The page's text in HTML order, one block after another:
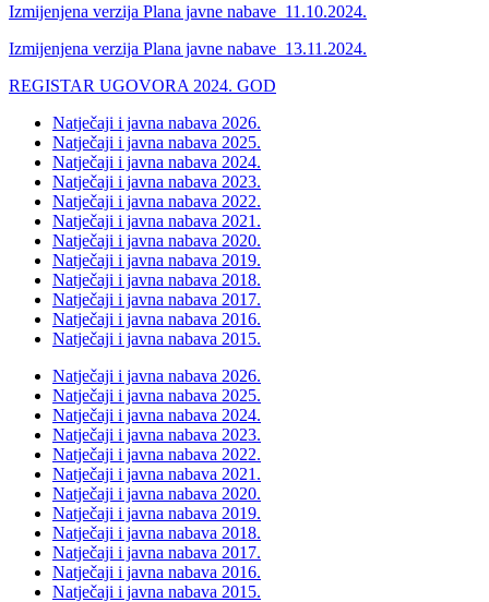
Izmijenjena verzija Plana javne nabave_11.10.2024.
Izmijenjena verzija Plana javne nabave_13.11.2024.
REGISTAR UGOVORA 2024. GOD
Natječaji i javna nabava 2026.
Natječaji i javna nabava 2025.
Natječaji i javna nabava 2024.
Natječaji i javna nabava 2023.
Natječaji i javna nabava 2022.
Natječaji i javna nabava 2021.
Natječaji i javna nabava 2020.
Natječaji i javna nabava 2019.
Natječaji i javna nabava 2018.
Natječaji i javna nabava 2017.
Natječaji i javna nabava 2016.
Natječaji i javna nabava 2015.
Natječaji i javna nabava 2026.
Natječaji i javna nabava 2025.
Natječaji i javna nabava 2024.
Natječaji i javna nabava 2023.
Natječaji i javna nabava 2022.
Natječaji i javna nabava 2021.
Natječaji i javna nabava 2020.
Natječaji i javna nabava 2019.
Natječaji i javna nabava 2018.
Natječaji i javna nabava 2017.
Natječaji i javna nabava 2016.
Natječaji i javna nabava 2015.